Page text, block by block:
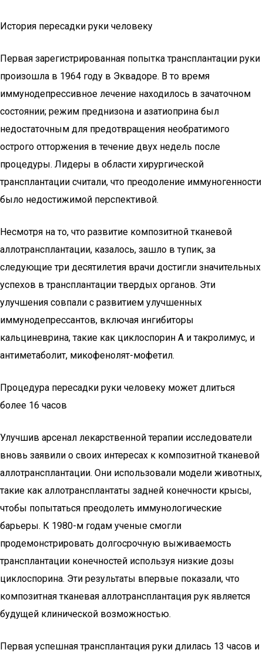
История пересадки руки человеку
Первая зарегистрированная попытка трансплантации руки
произошла в 1964 году в Эквадоре. В то время
иммунодепрессивное лечение находилось в зачаточном
состоянии; режим преднизона и азатиоприна был
недостаточным для предотвращения необратимого
острого отторжения в течение двух недель после
процедуры. Лидеры в области хирургической
трансплантации считали, что преодоление иммуногенности
было недостижимой перспективой.
Несмотря на то, что развитие композитной тканевой
аллотрансплантации, казалось, зашло в тупик, за
следующие три десятилетия врачи достигли значительных
успехов в трансплантации твердых органов. Эти
улучшения совпали с развитием улучшенных
иммунодепрессантов, включая ингибиторы
кальциневрина, такие как циклоспорин А и такролимус, и
антиметаболит, микофенолят-мофетил.
Процедура пересадки руки человеку может длиться
более 16 часов
Улучшив арсенал лекарственной терапии исследователи
вновь заявили о своих интересах к композитной тканевой
аллотрансплантации. Они использовали модели животных,
такие как аллотрансплантаты задней конечности крысы,
чтобы попытаться преодолеть иммунологические
барьеры. К 1980-м годам ученые смогли
продемонстрировать долгосрочную выживаемость
трансплантации конечностей используя низкие дозы
циклоспорина. Эти результаты впервые показали, что
композитная тканевая аллотрансплантация рук является
будущей клинической возможностью.
Первая успешная трансплантация руки длилась 13 часов и